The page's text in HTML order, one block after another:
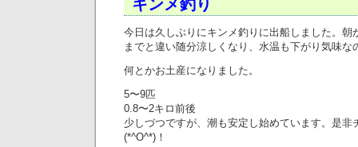
キンメ釣り
今日は久しぶりにキンメ釣りに出船しました。朝
までと違い随分涼しくなり、水温も下がり気味
何とかお土産になりました。
5〜9匹
0.8〜2キロ前後
少しづつですが、潮も安定し始めています。是非
(*^O^*)！